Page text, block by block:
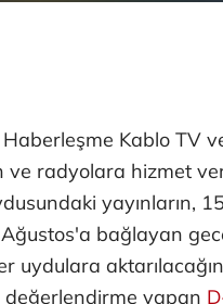
Kablo TV
ve radyolara hizmet
yayınların, 15
bağlayan
uydulara
değerlendirme yapan